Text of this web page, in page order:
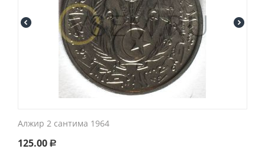
Алжир 2 сантима 1964
125.00 Р